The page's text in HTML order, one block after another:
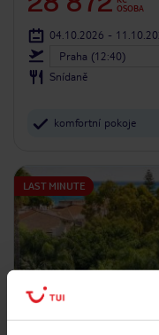
OSOBA
04.10.2026 -
Praha (12:40)
Snídaně
komfortní pokoje
LAST MINUTE